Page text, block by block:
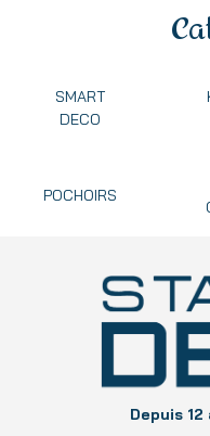
SMART
DECO
POCHOIRS
Depuis